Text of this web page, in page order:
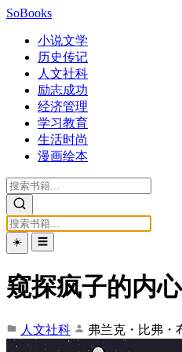
SoBooks
小说文学
历史传记
人文社科
励志成功
经济管理
学习教育
生活时尚
漫画绘本
☀️ ☰
窥探疯子的内
人文社科 弗兰克・比弗・